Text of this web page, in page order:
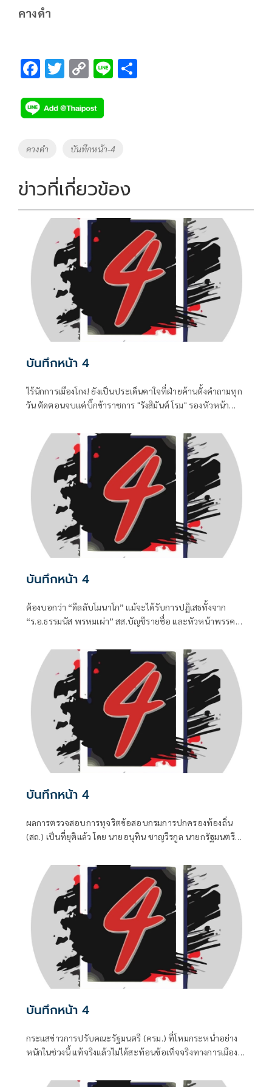
คางดำ
F
e
b
o
k
T
tt
er
C
p
y
Li
k
Li
Tags
คางดำ บันทึกหน้า-4
ข่าวที่เกี่ยวข้อง
บันทึกหน้า 4
ไร้นักการเมืองโกง! ยังเป็นประเด็นคาใจที่ฝ่ายค้านตั้งคำถามทุก
วัน ตัดตอนจบแค่บิ๊กข้าราชการ "รังสิมันต์ โรม" รองหัวหน้า
กฎหมาย การยุติธรรรมและสิทธิมนุษยชน
บันทึกหน้า 4
ต้องบอกว่า “ดีลลับโมนาโก” แม้จะได้รับการปฏิเสธทั้งจาก
“ร.อ.ธรรมนัส พรหมเผ่า” สส.บัญชีรายชื่อ และหัวหน้าพรรค
รัฐมนตรี ที่ปัจจุบันรั้งเก้าอี้ที่ปรึกษาพรรคเพื่อไทยไปแล้ว แต่
เมื่อมีควันย่อมมีไฟอย่างไรอย่างนั้น จึงทำให้ “อนุทิน ชาญวีร
กูล” นายกรัฐมนตรีและรัฐมนตรีว่าการกระทรวงมหาดไทยถึง
กับประกาศกลางวงประชุมคณะรัฐมนตรีในวันพุธที่ 5 สิงหาคม
บันทึกหน้า 4
ผลการตรวจสอบการทุจริตข้อสอบกรมการปกครองท้องถิ่น
(สถ.) เป็นที่ยุติแล้ว โดย นายอนุทิน ชาญวีรกูล นายกรัฐมนตรี
อย่างที่ควรทำหมดแล้ว จบแล้ว
บันทึกหน้า 4
กระแสข่าวการปรับคณะรัฐมนตรี (ครม.) ที่โหมกระหน่ำอย่าง
หนักในช่วงนี้ แท้จริงแล้วไม่ได้สะท้อนข้อเท็จจริงทางการเมือง
จากสองทางหลัก คือกลุ่มคนนอกที่ไม่ชอบรัฐบาล พยายามดิส